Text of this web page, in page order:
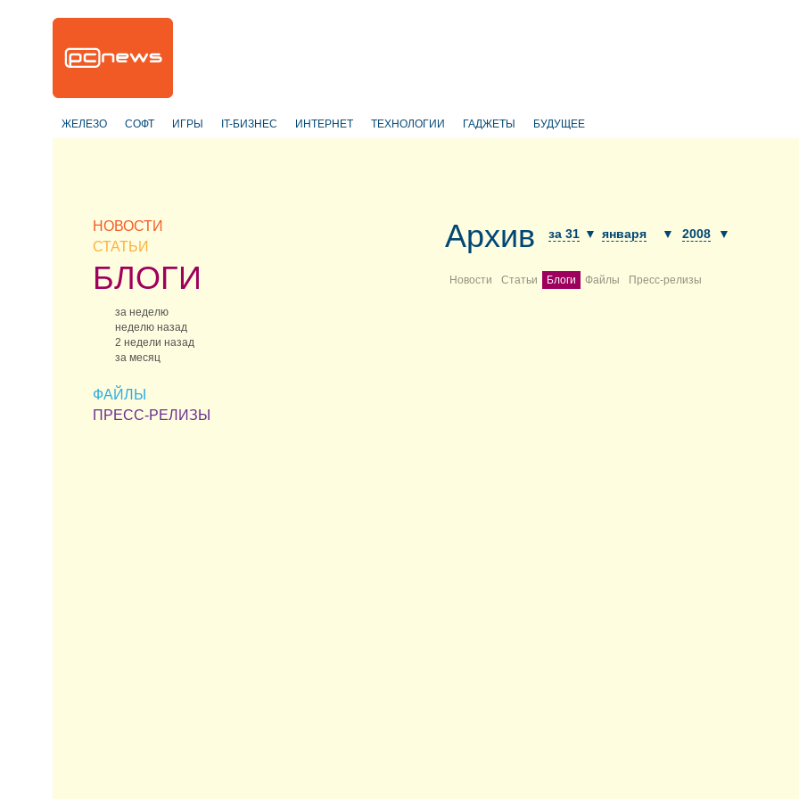
ЖЕЛЕЗО СОФТ ИГРЫ IT-БИЗНЕС ИНТЕРНЕТ ТЕХНОЛОГИИ ГАДЖЕТЫ БУДУЩЕЕ
НОВОСТИ
СТАТЬИ
БЛОГИ
за неделю
неделю назад
2 недели назад
за месяц
ФАЙЛЫ
ПРЕСС-РЕЛИЗЫ
Архив за 31 ▼ января ▼ 2008 ▼
Новости Статьи Блоги Файлы Пресс-релизы